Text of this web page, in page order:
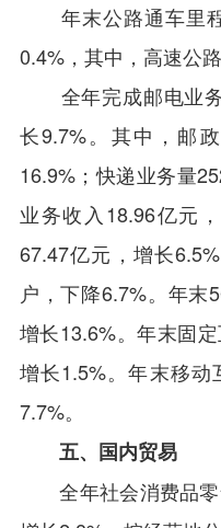
年末公路通车里程
0.4%，其中，高速公路
全年完成邮电业务
长9.7%。其中，邮
16.9%；快递业务量
业务收入18.96亿元
67.47亿元，增长
户，下降6.7%。年末
增长13.6%。年末固
增长1.5%。年末移动
7.7%。
五、国内贸易
全年社会消费品零